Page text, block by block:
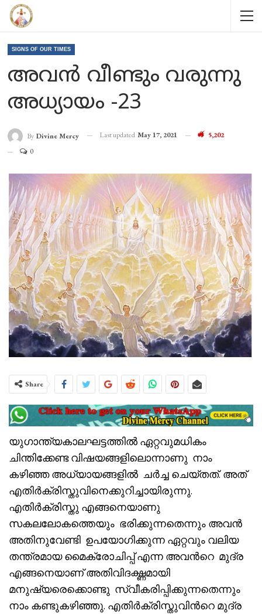
SIGNS OF OUR TIMES
അവൻ വീണ്ടും വരുന്നു
അധ്യായം -23
By Divine Mercy Last updated May 17, 2021
5,202
0
Share
യുഗാന്ത്യകാലഘട്ടത്തിൽ ഏറ്റവുമധികം
ചിന്തിക്കേണ്ട വിഷയങ്ങളിലൊന്നാണു നാം
കഴിഞ്ഞ അധ്യായങ്ങളിൽ ചർച്ച ചെയ്തത്. അത്
എതിർക്രിസ്തുവിനെക്കുറിച്ചായിരുന്നു.
എതിർക്രിസ്തു എങ്ങനെയാണു
സകലലോകത്തെയും ഭരിക്കുന്നതെന്നും അവൻ
അതിനുവേണ്ടി ഉപയോഗിക്കുന്ന ഏറ്റവും വലിയ
തന്ത്രമായ മൈക്രോചിപ്പ് എന്ന അവൻറെ മുദ്ര
എങ്ങനെയാണ് അതിവിദഗ്ദ്ധമായി
മനുഷ്യരെക്കൊണ്ടു സ്വീകരിപ്പിക്കുന്നതെന്നും
നാം കണ്ടുകഴിഞ്ഞു. എതിർക്രിസ്തുവിൻറെ മുദ്ര